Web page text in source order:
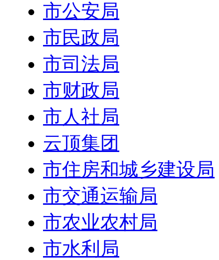
市公安局
市民政局
市司法局
市财政局
市人社局
云顶集团
市住房和城乡建设局
市交通运输局
市农业农村局
市水利局